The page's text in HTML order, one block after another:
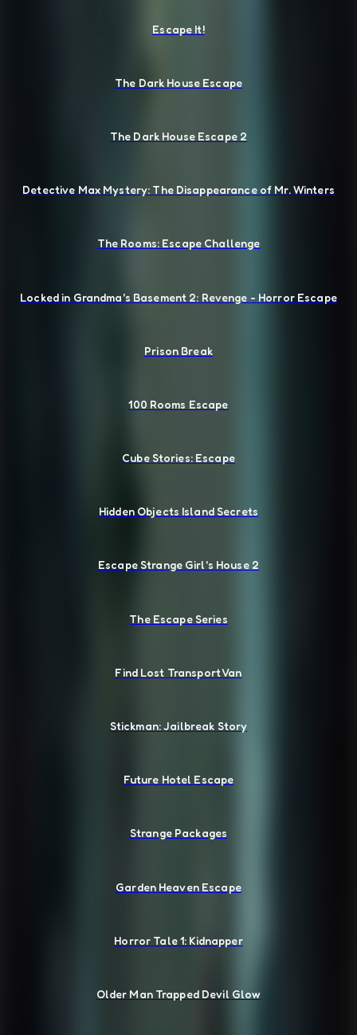
Escape It!
The Dark House Escape
The Dark House Escape 2
Detective Max Mystery: The Disappearance of Mr. Winters
The Rooms: Escape Challenge
Locked in Grandma's Basement 2: Revenge - Horror Escape
Prison Break
100 Rooms Escape
Cube Stories: Escape
Hidden Objects Island Secrets
Escape Strange Girl's House 2
The Escape Series
Find Lost Transport Van
Stickman: Jailbreak Story
Future Hotel Escape
Strange Packages
Garden Heaven Escape
Horror Tale 1: Kidnapper
Older Man Trapped Devil Glow